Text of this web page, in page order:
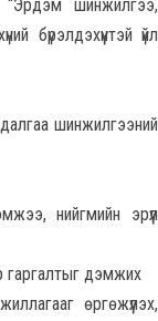
“Эрдэм шинжилгээ,
бүрэлдэхүүнтэй үйл
шинжилгээний
нийгмийн эрүүл
гаргалтыг дэмжих
өргөжүүлэх,